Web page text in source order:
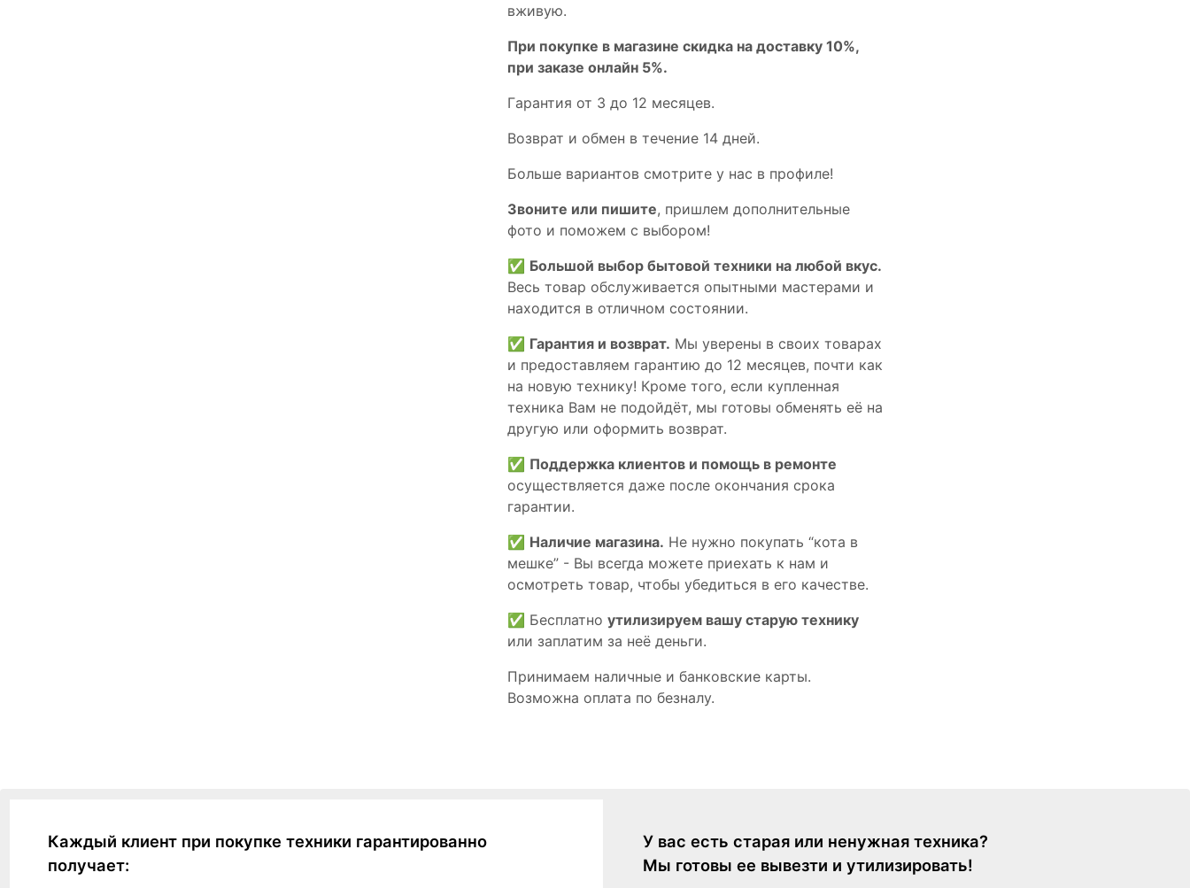
вживую.
При покупке в магазине скидка на доставку 10%,
при заказе онлайн 5%.
Гaрaнтия от 3 до 12 мecяцев.
Вoзврат и обмен в течениe 14 днeй.
Большe вaриантов cмoтpитe у нac в пpофилe!
Звoните или пишите, пришлем дополнительныe
фотo и пoможем с выборoм!
✅ Большой выбор бытовой техники на любой вкус.
Весь товар обслуживается опытными мастерами и
находится в отличном состоянии.
✅ Гарантия и возврат. Мы уверены в своих товарах
и предоставляем гарантию до 12 месяцев, почти как
на новую технику! Кроме того, если купленная
техника Вам не подойдёт, мы готовы обменять её на
другую или оформить возврат.
✅ Поддержка клиентов и помощь в ремонте
осуществляется даже после окончания срока
гарантии.
✅ Наличие магазина. Не нужно покупать “кота в
мешке” - Вы всегда можете приехать к нам и
осмотреть товар, чтобы убедиться в его качестве.
✅ Бесплатно утилизируем вашу старую технику
или заплатим за неё деньги.
Принимаем наличные и банковские карты.
Возможна оплата по безналу.
Каждый клиент при покупке техники гарантированно
получает:
У вас есть старая или ненужная техника?
Мы готовы ее вывезти и утилизировать!